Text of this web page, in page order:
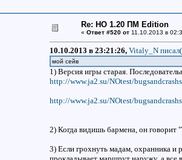
Re: НО 1.20 ПМ Edition
« Ответ #520 от11.10.2013 в
10.10.2013 в 23:21:26, Vitaly_N
мой сейв
1) Версия игры старая.
http://www.ja2.su/NOtest/
http://www.ja2.su/NOtest/
2) Когда видишь бармена, он говорит
3) Если грохнуть мадам, охранника и